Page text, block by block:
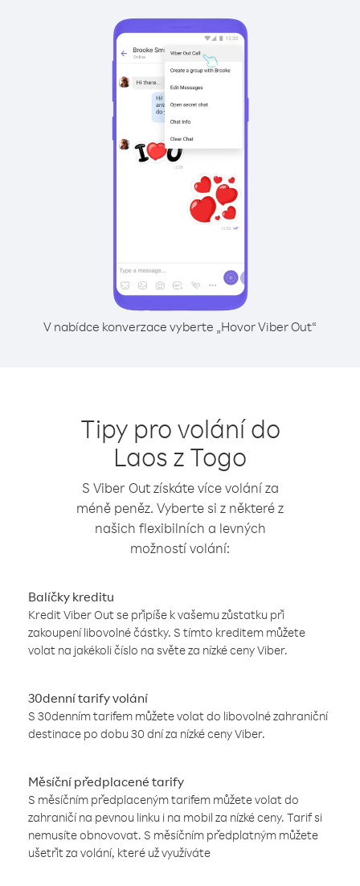
V nabídce konverzace vyberte „Hovor Viber Out“
Tipy pro volání do
Laos z Togo
S Viber Out získáte více volání za
méně peněz. Vyberte si z některé z
našich flexibilních a levných
možností volání:
Balíčky kreditu
Kredit Viber Out se připíše k vašemu zůstatku při
zakoupení libovolné částky. S tímto kreditem můžete
volat na jakékoli číslo na světe za nízké ceny Viber.
30denní tarify volání
S 30denním tarifem můžete volat do libovolné zahraniční
destinace po dobu 30 dní za nízké ceny Viber.
Měsíční předplacené tarify
S měsíčním předplaceným tarifem můžete volat do
zahraničí na pevnou linku i na mobil za nízké ceny. Tarif si
nemusíte obnovovat. S měsíčním předplatným můžete
ušetřit za volání, které už využíváte